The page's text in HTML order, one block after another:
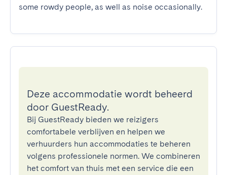
some rowdy people, as well as noise occasionally.
Deze accommodatie wordt beheerd
door GuestReady.
Bij GuestReady bieden we reizigers
comfortabele verblijven en helpen we
verhuurders hun accommodaties te beheren
volgens professionele normen. We combineren
het comfort van thuis met een service die een